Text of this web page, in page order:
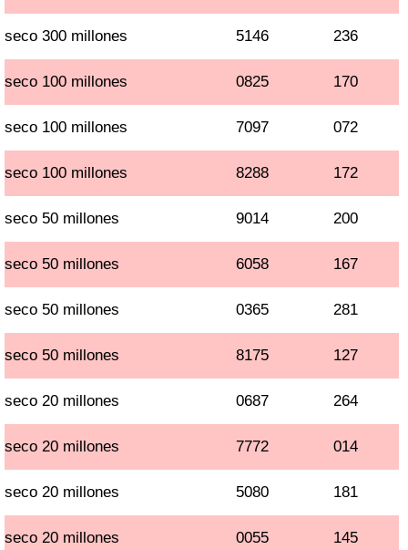
seco 300 millones 5146 236
seco 100 millones 0825 170
seco 100 millones 7097 072
seco 100 millones 8288 172
seco 50 millones 9014 200
seco 50 millones 6058 167
seco 50 millones 0365 281
seco 50 millones 8175 127
seco 20 millones 0687 264
seco 20 millones 7772 014
seco 20 millones 5080 181
seco 20 millones 0055 145